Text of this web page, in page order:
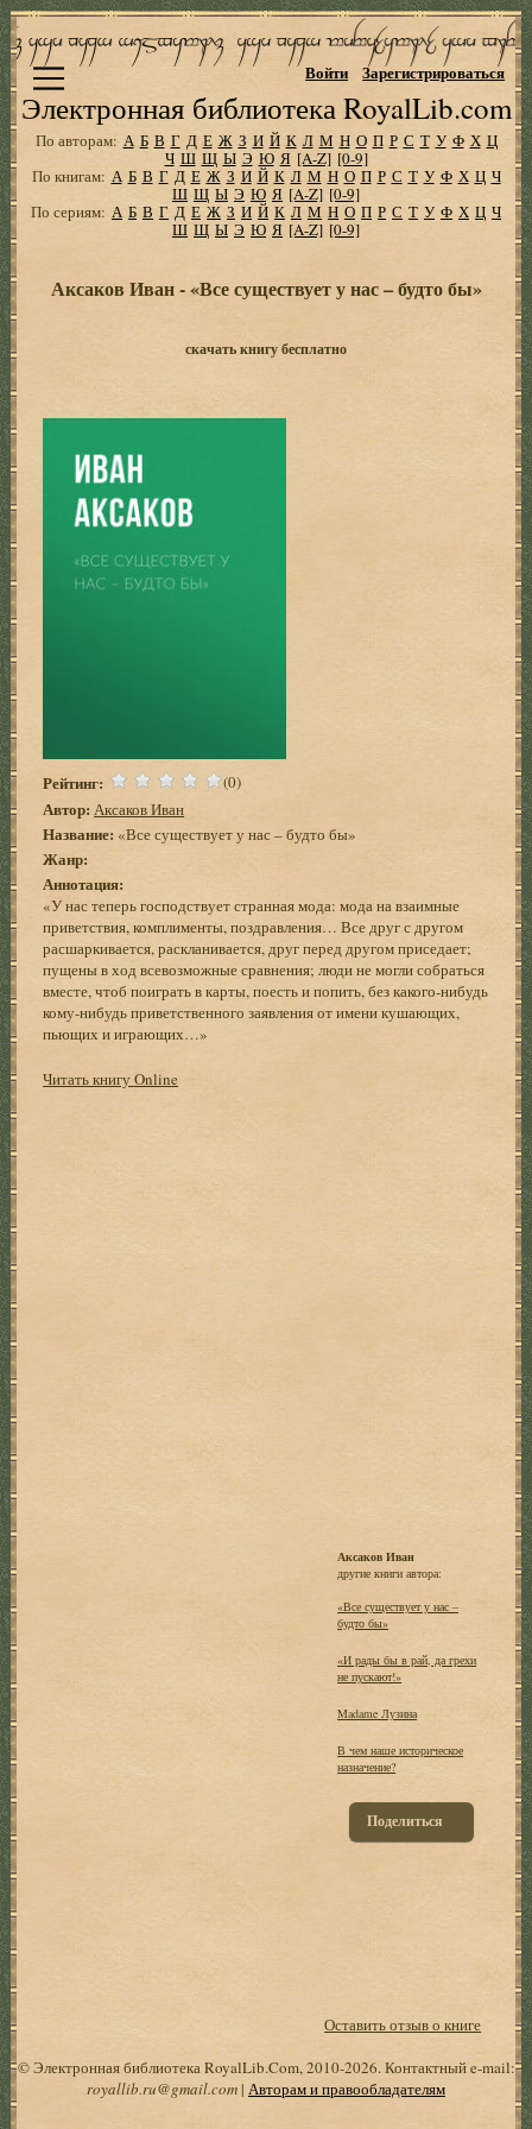
Электронная библиотека RoyalLib.com
Войти Зарегистрироваться
По авторам: А Б В Г Д Е Ж З И Й К Л М Н О П Р С Т У Ф Х Ц
Ч Ш Щ Ы Э Ю Я [A-Z] [0-9]
По книгам: А Б В Г Д Е Ж З И Й К Л М Н О П Р С Т У Ф Х Ц Ч
Ш Щ Ы Э Ю Я [A-Z] [0-9]
По сериям: А Б В Г Д Е Ж З И Й К Л М Н О П Р С Т У Ф Х Ц Ч
Ш Щ Ы Э Ю Я [A-Z] [0-9]
Аксаков Иван - «Все существует у нас – будто бы»
скачать книгу бесплатно
Рейтинг: (0)
Автор: Аксаков Иван
Название: «Все существует у нас – будто бы»
Жанр:
Аннотация:
«У нас теперь господствует странная мода: мода на взаимные
приветствия, комплименты, поздравления… Все друг с другом
расшаркивается, раскланивается, друг перед другом приседает;
пущены в ход всевозможные сравнения; люди не могли собраться
вместе, чтоб поиграть в карты, поесть и попить, без какого-нибудь
кому-нибудь приветственного заявления от имени кушающих,
пьющих и играющих…»
Читать книгу Online
Аксаков Иван
другие книги автора:
«Все существует у нас –
будто бы»
«И рады бы в рай, да грехи
не пускают!»
Madame Лузина
В чем наше историческое
назначение?
Поделиться
Оставить отзыв о книге
© Электронная библиотека RoyalLib.Com, 2010-2026. Контактный e-mail:
royallib.ru@gmail.com| Авторам и правообладателям